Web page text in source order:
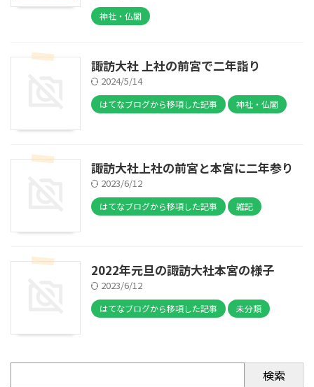
神社・仏閣
諏訪大社 上社の前宮で二年詣り
2024/5/14
はてなブログから移項した記事 神社・仏閣
諏訪大社上社の前宮と本宮に二年参り
2023/6/12
はてなブログから移項した記事 雑記
2022年元旦の諏訪大社本宮の様子
2023/6/12
はてなブログから移項した記事 未分類
検索